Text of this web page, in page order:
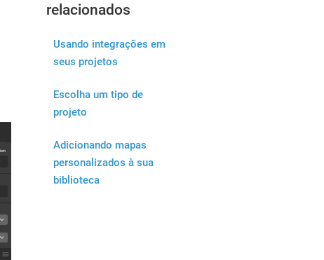
relacionados
Usando integrações em
seus projetos
Escolha um tipo de
projeto
Adicionando mapas
personalizados à sua
biblioteca